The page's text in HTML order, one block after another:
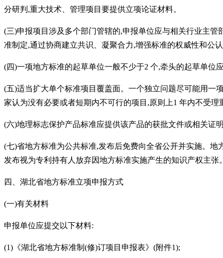
分研判,重大技术、管理项目要提供立项论证材料。
(三)申报项目涉及多个部门管辖的,申报单位应与相关行业主
准制定,通过协商建立共识、凝聚合力,增强标准的权威性和公
(四)一项地方标准的起草单位一般不少于2 个,牵头的起草单
(五)适当扩大单个标准项目覆盖面。一个独立问题尽可能用一
家认为没有必要或者短期内不可行的项目,原则上1 年内不受理
(六)地理标志保护产品标准应提供该产品的获批文件或相关证
(七)省地方标准为公共标准,发布后免费向全省公开并实施。
发布视为专利持有人放弃因地方标准实施产生的知识产权主张
四、湖北省地方标准立项申报方式
(一)有关材料
申报单位应提交以下材料:
(1)《湖北省地方标准制(修)订项目申报表》(附件1);